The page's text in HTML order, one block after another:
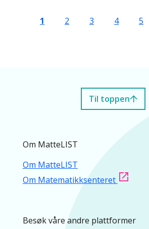
SiderNåværende side
1 Side
2 Side
3 Side
4 Side
5
Til toppen
Om MatteLIST
Om MatteLIST
Om Matematikksenteret
Besøk våre andre plattformer